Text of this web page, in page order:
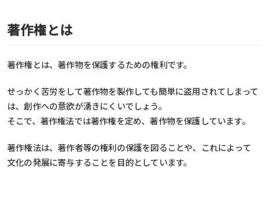
著作権とは
著作権とは、著作物を保護するための権利です。
せっかく苦労をして著作物を製作しても簡単に盗用されてしまって
は、創作への意欲が湧きにくいでしょう。
そこで、著作権法では著作権を定め、著作物を保護しています。
著作権法は、著作者等の権利の保護を図ることや、これによって
文化の発展に寄与することを目的としています。